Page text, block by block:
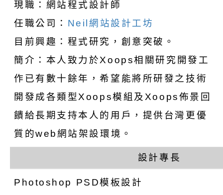
現職：網站程式設計師
任職公司： Neil網站設計工坊
目前興趣：程式研究，創意突破。
簡介：本人致力於Xoops相關研究開發工
作已有數十餘年，希望能將所研發之技術
開發成各類型Xoops模組及Xoops佈景回
饋給長期支持本人的用戶，提供台灣更優
質的web網站架設環境。
設計專長
Photoshop PSD模板設計